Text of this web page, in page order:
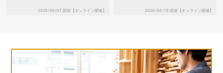
2026/09/07 開催【オンライン開催】 2026/08/18 開催【オンライン開催】